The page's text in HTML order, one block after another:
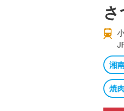
湘
焼